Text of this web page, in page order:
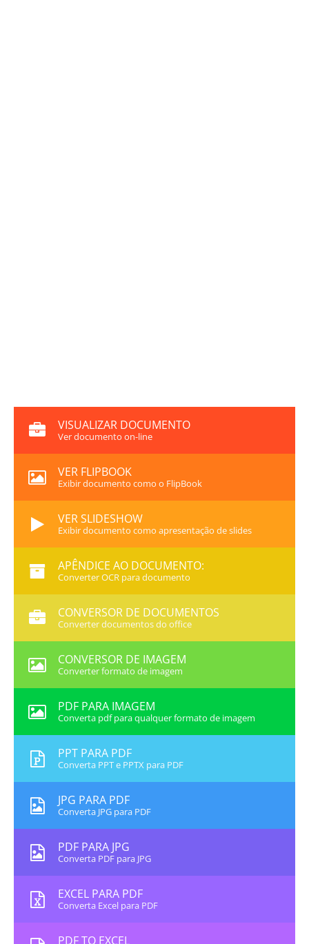
VISUALIZAR DOCUMENTO
Ver documento on-line
VER FLIPBOOK
Exibir documento como o FlipBook
VER SLIDESHOW
Exibir documento como apresentação de slides
APÊNDICE AO DOCUMENTO:
Converter OCR para documento
CONVERSOR DE DOCUMENTOS
Converter documentos do office
CONVERSOR DE IMAGEM
Converter formato de imagem
PDF PARA IMAGEM
Converta pdf para qualquer formato de imagem
PPT PARA PDF
Converta PPT e PPTX para PDF
JPG PARA PDF
Converta JPG para PDF
PDF PARA JPG
Converta PDF para JPG
EXCEL PARA PDF
Converta Excel para PDF
PDF TO EXCEL